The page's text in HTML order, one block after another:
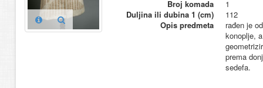
Broj komada
1
Duljina ili dubina 1 (cm)
112
Opis predmeta
rađen je
konoplje,
prema
sedefa.